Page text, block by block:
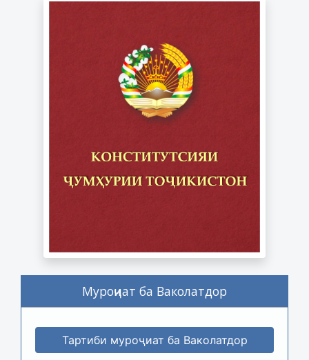
Муроҷиат ба Ваколатдор
Тартиби муроҷиат ба Ваколатдор